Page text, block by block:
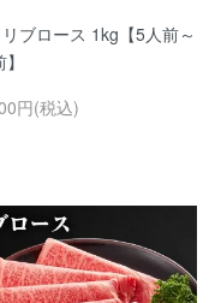
ブロース 1kg【5人前～
円(税込)